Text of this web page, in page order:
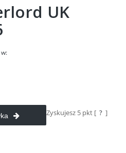
UK
Zyskujesz 5 pkt [ ? ]